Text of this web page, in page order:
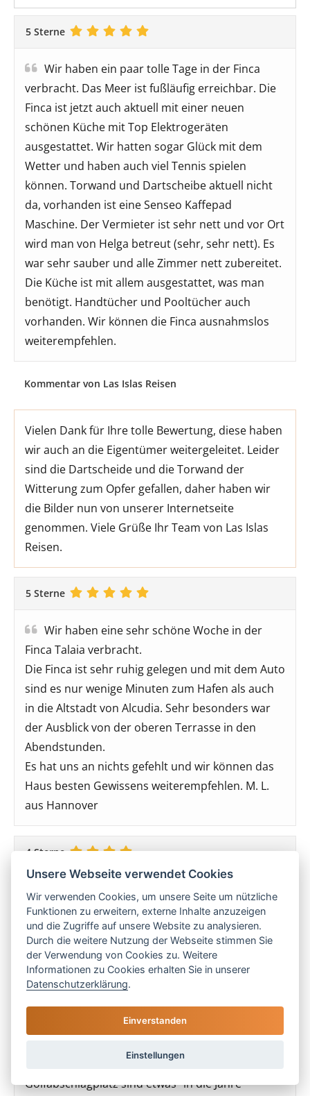
5 Sterne
Wir haben ein paar tolle Tage in der Finca
verbracht. Das Meer ist fußläufig erreichbar. Die
Finca ist jetzt auch aktuell mit einer neuen
schönen Küche mit Top Elektrogeräten
ausgestattet. Wir hatten sogar Glück mit dem
Wetter und haben auch viel Tennis spielen
können. Torwand und Dartscheibe aktuell nicht
da, vorhanden ist eine Senseo Kaffepad
Maschine. Der Vermieter ist sehr nett und vor Ort
wird man von Helga betreut (sehr, sehr nett). Es
war sehr sauber und alle Zimmer nett zubereitet.
Die Küche ist mit allem ausgestattet, was man
benötigt. Handtücher und Pooltücher auch
vorhanden. Wir können die Finca ausnahmslos
weiterempfehlen.
Kommentar von Las Islas Reisen
Vielen Dank für Ihre tolle Bewertung, diese haben
wir auch an die Eigentümer weitergeleitet. Leider
sind die Dartscheide und die Torwand der
Witterung zum Opfer gefallen, daher haben wir
die Bilder nun von unserer Internetseite
genommen. Viele Grüße Ihr Team von Las Islas
Reisen.
5 Sterne
Wir haben eine sehr schöne Woche in der
Finca Talaia verbracht.
Die Finca ist sehr ruhig gelegen und mit dem Auto
sind es nur wenige Minuten zum Hafen als auch
in die Altstadt von Alcudia. Sehr besonders war
der Ausblick von der oberen Terrasse in den
Abendstunden.
Es hat uns an nichts gefehlt und wir können das
Haus besten Gewissens weiterempfehlen. M. L.
aus Hannover
4 Sterne
Wir haben einen tollen Urlaub in dieser sehr
schönen Finca verbracht. Trotzdem ein paar
Anmerkungen, warum wir nicht 5 Sterne
vergeben konnten: Eine Kaffeemaschine wie
abgebildet war nicht vorhanden, sondern eine
Kaffee-Pad-Maschine. Die Spülmaschine spülte
leider nicht mehr wirklich sauber. Eine
Küchenrenovierung ist wohl demnächst geplant.
defekt, ebenso die Außendusche. Sportfeld und
Golfabschlagplatz sind etwas "in die Jahre
Unsere Webseite verwendet Cookies
Wir verwenden Cookies, um unsere Seite um nützliche
Funktionen zu erweitern, externe Inhalte anzuzeigen
und die Zugriffe auf unsere Website zu analysieren.
Durch die weitere Nutzung der Webseite stimmen Sie
der Verwendung von Cookies zu. Weitere
Informationen zu Cookies erhalten Sie in unserer
Datenschutzerklärung.
Einverstanden
Einstellungen